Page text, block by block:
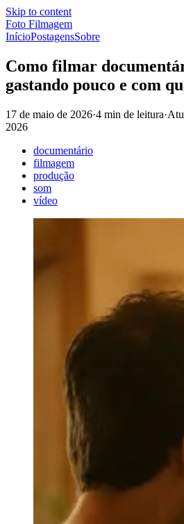
Skip to content
Foto Filmagem
InícioPostagensSobre
Como filmar
gastando pouco e com
17 de maio de 2026·4 min de leitura·
2026
documentário
filmagem
produção
som
vídeo